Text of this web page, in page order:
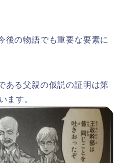
後の物語でも重要な要素に
ある父親の仮説の証明は第
ます。